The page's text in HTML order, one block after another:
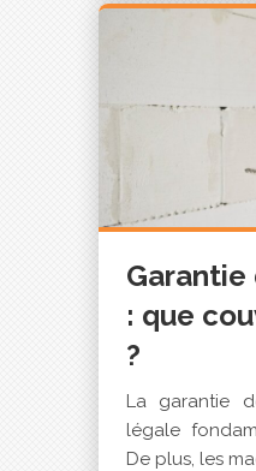
: que
?
La garantie
légale
De plus, les